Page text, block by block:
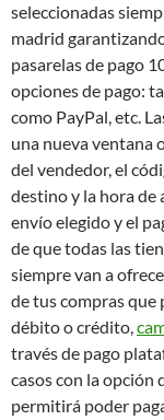
seleccionadas
madrid
pasarelas de pago
opciones de pago:
como PayPal, etc.
una nueva ventana
del vendedor, el
destino y la hora de
envío elegido y el
de que todas las
siempre van a
de tus compras que
débito o crédito,
través de pago
casos con la
permitirá poder